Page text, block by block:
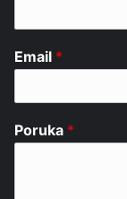
Email *
Poruka *